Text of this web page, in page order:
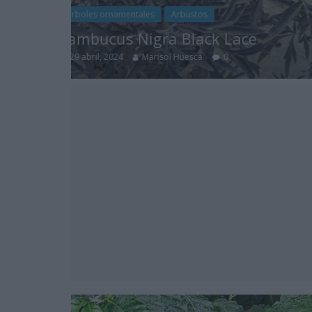
Bulbosas Cactus y suculentas
Albuca Espiralada-Albuca
29 abril, 2024 Marisol Huesca